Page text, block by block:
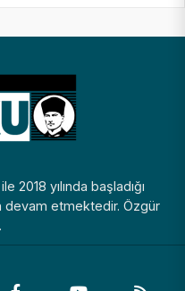
2018 yılında başladığı
devam etmektedir. Özgür